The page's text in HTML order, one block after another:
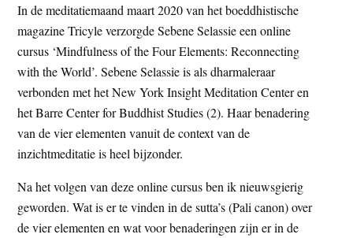
In de meditatiemaand maart 2020 van het boeddhistische
magazine Tricyle verzorgde Sebene Selassie een online
cursus ‘Mindfulness of the Four Elements: Reconnecting
with the World’. Sebene Selassie is als dharmaleraar
verbonden met het New York Insight Meditation Center en
het Barre Center for Buddhist Studies (2). Haar benadering
van de vier elementen vanuit de context van de
inzichtmeditatie is heel bijzonder.
Na het volgen van deze online cursus ben ik nieuwsgierig
geworden. Wat is er te vinden in de sutta’s (Pali canon) over
de vier elementen en wat voor benaderingen zijn er in de